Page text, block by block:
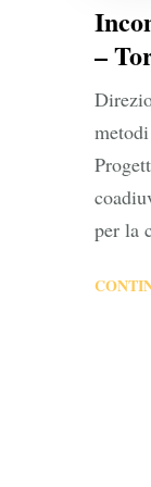
–
per la